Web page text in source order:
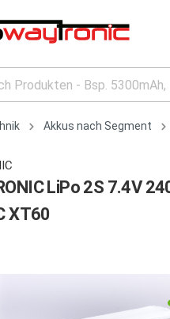
Akkus nach Segment
LiPo 2S 7.4V
XT60